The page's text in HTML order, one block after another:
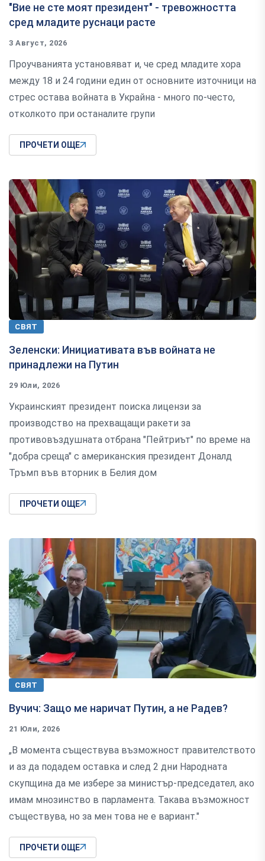
"Вие не сте моят президент" - тревожността
сред младите руснаци расте
3 Август, 2026
Проучванията установяват и, че сред младите хора
между 18 и 24 години един от основните източници на
стрес остава войната в Украйна - много по-често,
отколкото при останалите групи
ПРОЧЕТИ ОЩЕ
СВЯТ
Зеленски: Инициативата във войната не
принадлежи на Путин
29 Юли, 2026
Украинският президент поиска лицензи за
производство на прехващащи ракети за
противовъздушната отбрана "Пейтриът" по време на
"добра среща" с американския президент Доналд
Тръмп във вторник в Белия дом
ПРОЧЕТИ ОЩЕ
СВЯТ
Вучич: Защо ме наричат Путин, а не Радев?
21 Юли, 2026
„В момента съществува възможност правителството
и аз да подадем оставка и след 2 дни Народната
скупщина да ме избере за министър-председател, ако
имам мнозинство в парламента. Такава възможност
съществува, но за мен това не е вариант."
ПРОЧЕТИ ОЩЕ